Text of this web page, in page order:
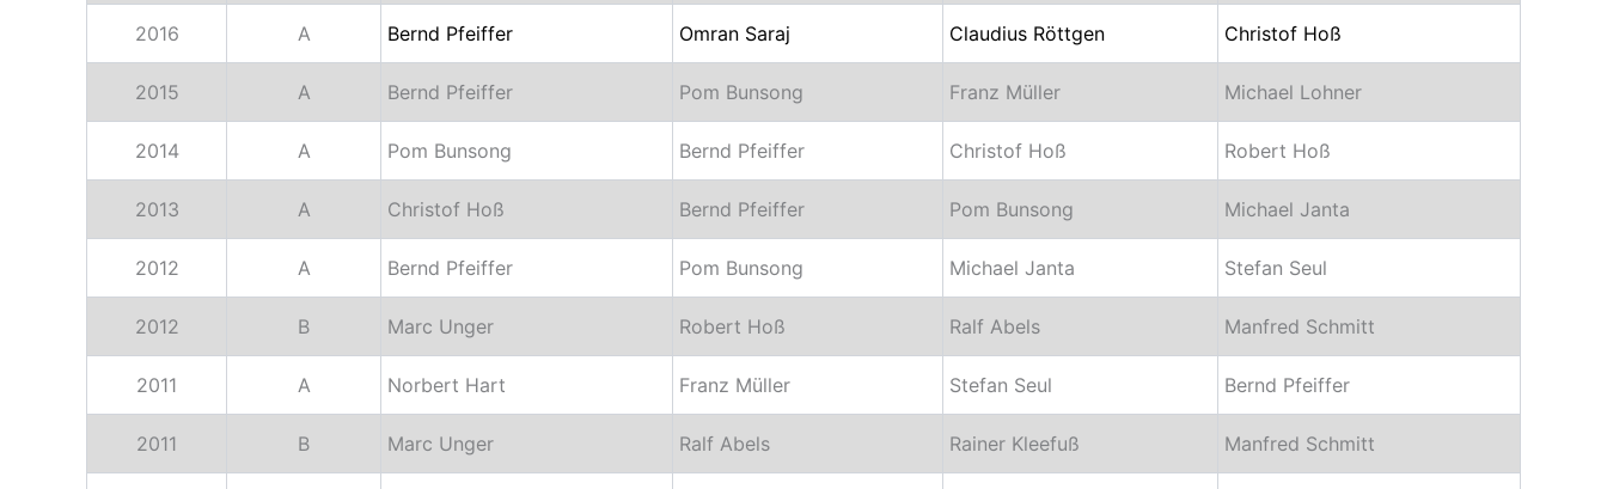
2016 A Bernd Pfeiffer Omran Saraj Claudius Röttgen Christof Hoß
2015 A Bernd Pfeiffer Pom Bunsong Franz Müller Michael Lohner
2014 A Pom Bunsong Bernd Pfeiffer Christof Hoß Robert Hoß
2013 A Christof Hoß Bernd Pfeiffer Pom Bunsong Michael Janta
2012 A Bernd Pfeiffer Pom Bunsong Michael Janta Stefan Seul
2012 B Marc Unger Robert Hoß Ralf Abels Manfred Schmitt
2011 A Norbert Hart Franz Müller Stefan Seul Bernd Pfeiffer
2011 B Marc Unger Ralf Abels Rainer Kleefuß Manfred Schmitt